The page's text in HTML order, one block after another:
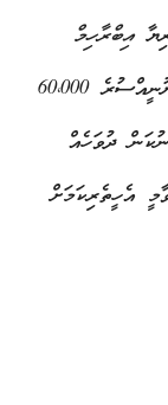
އިބްރާހިމް
ވެސް ހިމެނެއެވެ. ހަނގުރާމަ ފެށުނީއްސުރެ 60،000
ދުވަހެއް
އެހީތެރިކަމަށް